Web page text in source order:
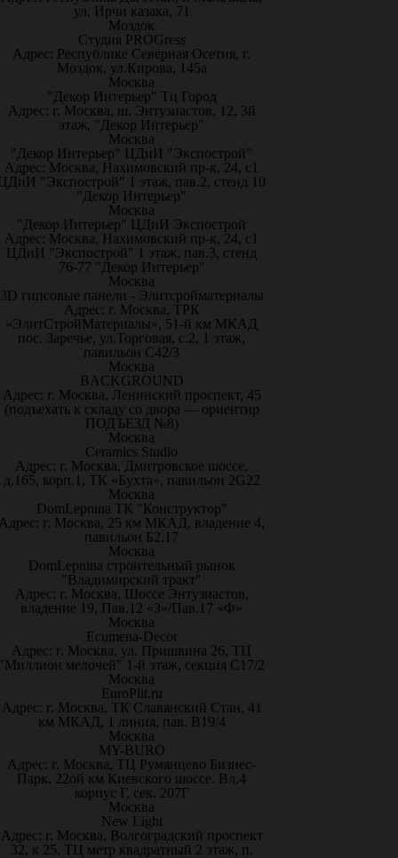
ул. Ирчи казака, 71
Моздок
Студия PROGress
Адрес: Республике Северная Осетия, г.
Моздок, ул.Кирова, 145а
Москва
"Декор Интерьер" Тц Город
Адрес: г. Москва, ш. Энтузиастов, 12, 3й
этаж, "Декор Интерьер"
Москва
"Декор Интерьер" ЦДиИ "Экспострой"
Адрес: Москва, Нахимовский пр-к, 24, с1
"Экспострой" 1 этаж, пав.2, стенд 10
"Декор Интерьер"
Москва
"Декор Интерьер" ЦДиИ Экспострой
Адрес: Москва, Нахимовский пр-к, 24, с1
ЦДиИ "Экспострой" 1 этаж, пав.3, стенд
76-77 "Декор Интерьер"
Москва
3D гипсовые панели - Элитсройматериалы
Адрес: г. Москва, ТРК
«ЭлитСтройМатериалы», 51-й км МКАД
пос. Заречье, ул.Торговая, с.2, 1 этаж,
павильон С42/3
Москва
BACKGROUND
Адрес: г. Москва, Ленинский проспект, 45
(подъехать к складу со двора — ориентир
ПОДЪЕЗД №8)
Москва
Ceramics Studio
Адрес: г. Москва, Дмитровское шоссе,
д.165, корп.1, ТК «Бухта», павильон 2G22
Москва
DomLepnina ТК "Конструктор"
г. Москва, 25 км МКАД, владение 4,
павильон Б2.17
Москва
DomLepnina строительный рынок
"Владимирский тракт"
Адрес: г. Москва, Шоссе Энтузиастов,
владение 19, Пав.12 «З»/Пав.17 «Ф»
Москва
Ecumena-Decor
Адрес: г. Москва, ул. Пришвина 26, ТЦ
мелочей" 1-й этаж, секция С17/2
Москва
EuroPlit.ru
Адрес: г. Москва, ТК Славянский Стан, 41
км МКАД, 1 линия, пав. В19/4
Москва
MY-BURO
Адрес: г. Москва, ТЦ Румянцево Бизнес-
Парк. 22ой км Киевского шоссе. Вл.4
корпус Г, сек. 207Г
Москва
New Light
Адрес: г. Москва, Волгоградский проспект
32, к 25. ТЦ метр квадратный 2 этаж, п.